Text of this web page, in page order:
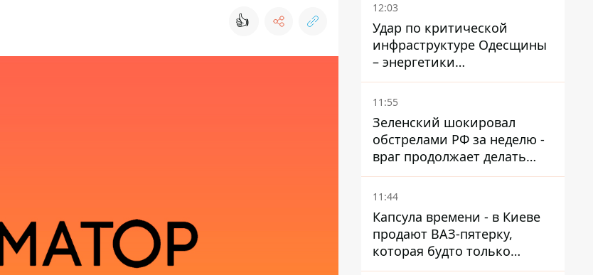
👍
12:03
Удар по критической
инфраструктуре Одесщины
– энергетики
восстанавливают свет
11:55
Зеленский шокировал
обстрелами РФ за неделю -
враг продолжает делать
ставку на баллистический
террор
11:44
Капсула времени - в Киеве
продают ВАЗ-пятерку,
которая будто только
сошла с конвейера